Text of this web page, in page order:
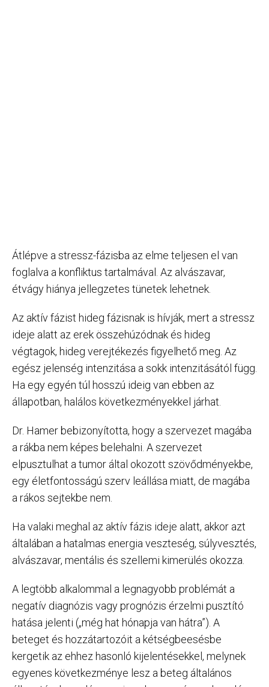
Átlépve a stressz-fázisba az elme teljesen el van
foglalva a konfliktus tartalmával. Az alvászavar,
étvágy hiánya jellegzetes tünetek lehetnek.
Az aktív fázist hideg fázisnak is hívják, mert a stressz
ideje alatt az erek összehúzódnak és hideg
végtagok, hideg verejtékezés figyelhető meg. Az
egész jelenség intenzitása a sokk intenzitásától függ.
Ha egy egyén túl hosszú ideig van ebben az
állapotban, halálos következményekkel járhat.
Dr. Hamer bebizonyította, hogy a szervezet magába
a rákba nem képes belehalni. A szervezet
elpusztulhat a tumor által okozott szövődményekbe,
egy életfontosságú szerv leállása miatt, de magába
a rákos sejtekbe nem.
Ha valaki meghal az aktív fázis ideje alatt, akkor azt
általában a hatalmas energia veszteség, súlyvesztés,
alvászavar, mentális és szellemi kimerülés okozza.
A legtöbb alkalommal a legnagyobb problémát a
negatív diagnózis vagy prognózis érzelmi pusztító
hatása jelenti („még hat hónapja van hátra”). A
beteget és hozzátartozóit a kétségbeesésbe
kergetik az ehhez hasonló kijelentésekkel, melynek
egyenes következménye lesz a beteg általános